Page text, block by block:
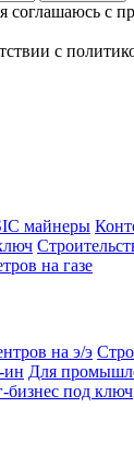
соглашаюсь с
с
майнеры
на газе
на э/э
ин Для
под ключ